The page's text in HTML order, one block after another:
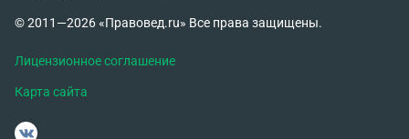
© 2011—2026 «Правовед.ru» Все права защищены.
Лицензионное соглашение
Карта сайта